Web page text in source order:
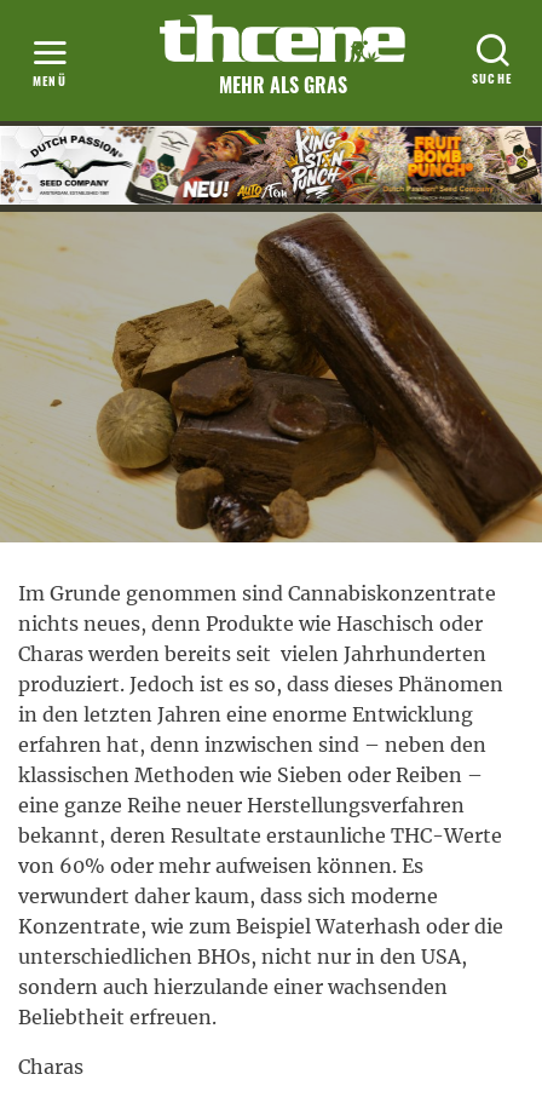
MEHR ALS GRAS
Im Grunde genommen sind Cannabiskonzentrate
nichts neues, denn Produkte wie Haschisch oder
Charas werden bereits seit vielen Jahrhunderten
produziert. Jedoch ist es so, dass dieses Phänomen
in den letzten Jahren eine enorme Entwicklung
erfahren hat, denn inzwischen sind – neben den
klassischen Methoden wie Sieben oder Reiben –
eine ganze Reihe neuer Herstellungsverfahren
bekannt, deren Resultate erstaunliche THC-Werte
von 60% oder mehr aufweisen können. Es
verwundert daher kaum, dass sich moderne
Konzentrate, wie zum Beispiel Waterhash oder die
unterschiedlichen BHOs, nicht nur in den USA,
sondern auch hierzulande einer wachsenden
Beliebtheit erfreuen.
Charas